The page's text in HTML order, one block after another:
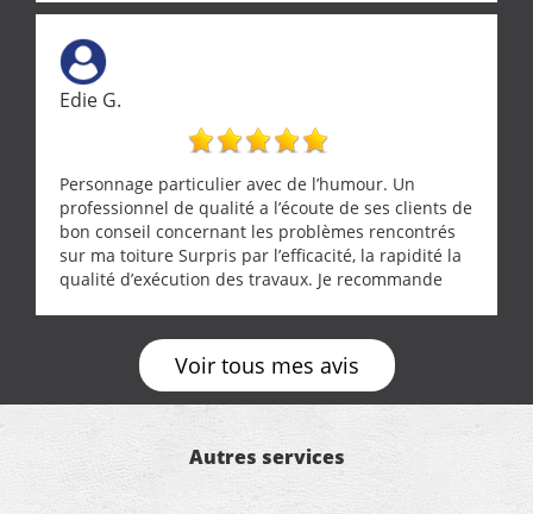
tourterelle et s’est ensuite patiemment occupé de
l’oiseau jusqu’à ce qu’il reprenne ses esprits et
puisse s’envoler. Après quoi il a procédé au
ramonage de notre insert avec dextérité et une
grande propreté, nous gratifiant également de
nombreux conseils concernant d’autres sujets. Un
entrepreneur comme on souhaite en rencontrer.
Encore un grand merci à lui.
Edie G.
Personnage particulier avec de l’humour. Un
professionnel de qualité a l’écoute de ses clients de
bon conseil concernant les problèmes rencontrés
sur ma toiture Surpris par l’efficacité, la rapidité la
qualité d’exécution des travaux. Je recommande
Voir tous mes avis
Autres services